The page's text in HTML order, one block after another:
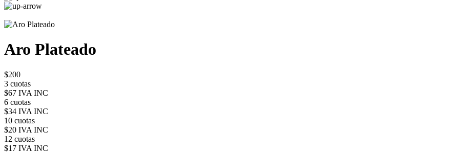
Aro Plateado
$200
3 cuotas
$67 IVA INC
6 cuotas
$34 IVA INC
10 cuotas
$20 IVA INC
12 cuotas
$17 IVA INC